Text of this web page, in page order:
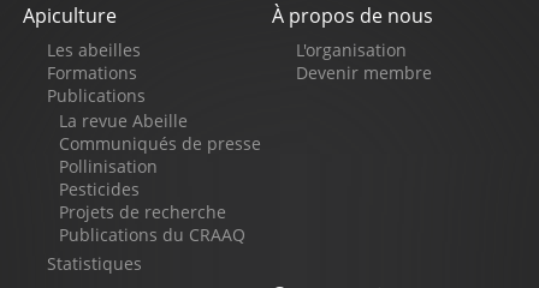
Pied
de
page
À propos de nous
L'organisation
Devenir membre
Apiculture
Les abeilles
Formations
Publications
La revue Abeille
Communiqués de presse
Pollinisation
Pesticides
Projets de recherche
Publications du CRAAQ
Statistiques